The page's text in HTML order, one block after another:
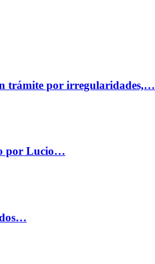
trámite por irregularidades,…
por Lucio…